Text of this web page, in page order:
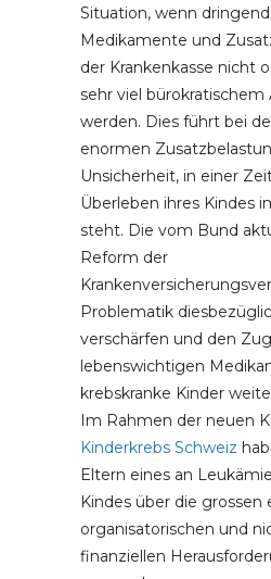
Situation, wenn
Medikamente und
der Krankenkasse nicht
sehr viel
werden. Dies führt bei
enormen
Unsicherheit, in einer
Überleben ihres Kindes
steht. Die vom Bund
Reform der
Problematik
verschärfen und den
lebenswichtigen
krebskranke Kinder
Im Rahmen der neuen
Kinderkrebs Schweiz
Eltern eines an
Kindes über die grossen
organisatorischen und
finanziellen